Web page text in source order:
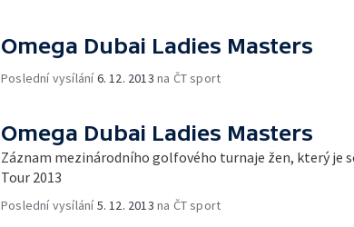
Omega Dubai Ladies Masters
Poslední vysílání6. 12. 2013 na ČT sport
Omega Dubai Ladies Masters
Záznam mezinárodního golfového turnaje žen, který je
Tour 2013
Poslední vysílání5. 12. 2013 na ČT sport